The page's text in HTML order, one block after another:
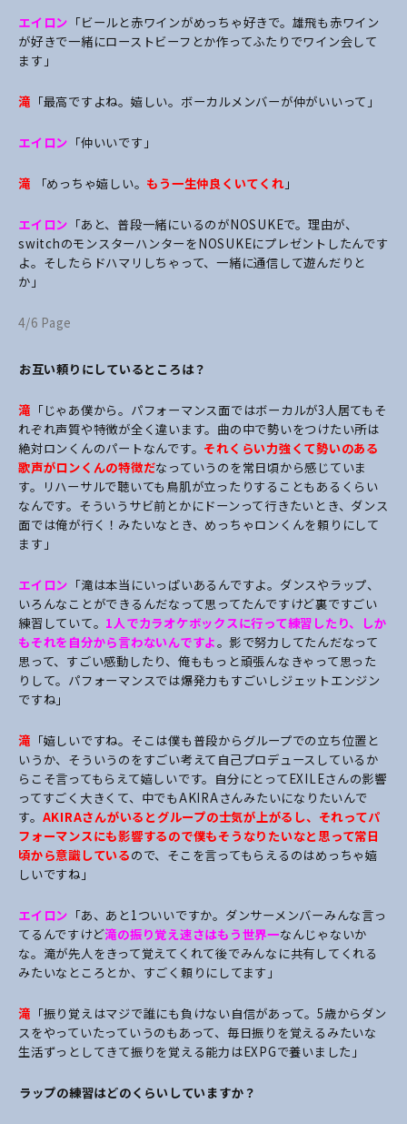
エイロン 「ビールと赤ワインがめっちゃ好きで。雄飛も赤ワイン
が好きで一緒にローストビーフとか作ってふたりでワイン会して
ます」
滝 「最高ですよね。嬉しい。ボーカルメンバーが仲がいいって」
エイロン 「仲いいです」
滝 「めっちゃ嬉しい。 もう一生仲良くいてくれ」
エイロン 「あと、普段一緒にいるのがNOSUKEで。理由が、
switchのモンスターハンターをNOSUKEにプレゼントしたんです
よ。そしたらドハマリしちゃって、一緒に通信して遊んだりと
か」
4/6 Page
――お互い頼りにしているところは？
滝 「じゃあ僕から。パフォーマンス面ではボーカルが3人居てもそ
れぞれ声質や特徴が全く違います。曲の中で勢いをつけたい所は
絶対ロンくんのパートなんです。 それくらい力強くて勢いのある
歌声がロンくんの特徴だなっていうのを常日頃から感じていま
す。リハーサルで聴いても鳥肌が立ったりすることもあるくらい
なんです。そういうサビ前とかにドーンって行きたいとき、ダンス
面では俺が行く！みたいなとき、めっちゃロンくんを頼りにして
ます」
エイロン 「滝は本当にいっぱいあるんですよ。ダンスやラップ、
いろんなことができるんだなって思ってたんですけど裏ですごい
練習していて。 1人でカラオケボックスに行って練習したり、しか
もそれを自分から言わないんですよ。影で努力してたんだなって
思って、すごい感動したり、俺ももっと頑張んなきゃって思った
りして。パフォーマンスでは爆発力もすごいしジェットエンジン
ですね」
滝 「嬉しいですね。そこは僕も普段からグループでの立ち位置と
いうか、そういうのをすごい考えて自己プロデュースしているか
らこそ言ってもらえて嬉しいです。自分にとってEXILEさんの影響
ってすごく大きくて、中でもAKIRAさんみたいになりたいんで
す。 AKIRAさんがいるとグループの士気が上がるし、それってパ
フォーマンスにも影響するので僕もそうなりたいなと思って常日
頃から意識しているので、そこを言ってもらえるのはめっちゃ嬉
しいですね」
エイロン 「あ、あと1ついいですか。ダンサーメンバーみんな言っ
てるんですけど滝の振り覚え速さはもう世界一なんじゃないか
な。滝が先人をきって覚えてくれて後でみんなに共有してくれる
みたいなところとか、すごく頼りにしてます」
滝 「振り覚えはマジで誰にも負けない自信があって。5歳からダン
スをやっていたっていうのもあって、毎日振りを覚えるみたいな
生活ずっとしてきて振りを覚える能力はEXPGで養いました」
――ラップの練習はどのくらいしていますか？